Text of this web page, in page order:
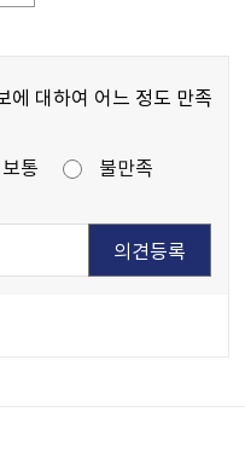
에 대하여 어느 정도 만족
보통
불만족